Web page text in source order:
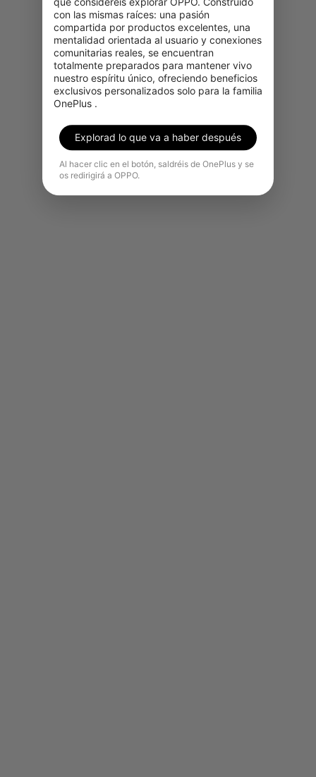
con las mismas raíces: una pasión
compartida por productos excelentes, una
mentalidad orientada al usuario y conexiones
comunitarias reales, se encuentran
totalmente preparados para mantener vivo
nuestro espíritu único, ofreciendo beneficios
exclusivos personalizados solo para la familia
OnePlus .
Explorad lo que va a haber después
Al hacer clic en el botón, saldréis de OnePlus y se
os redirigirá a OPPO.